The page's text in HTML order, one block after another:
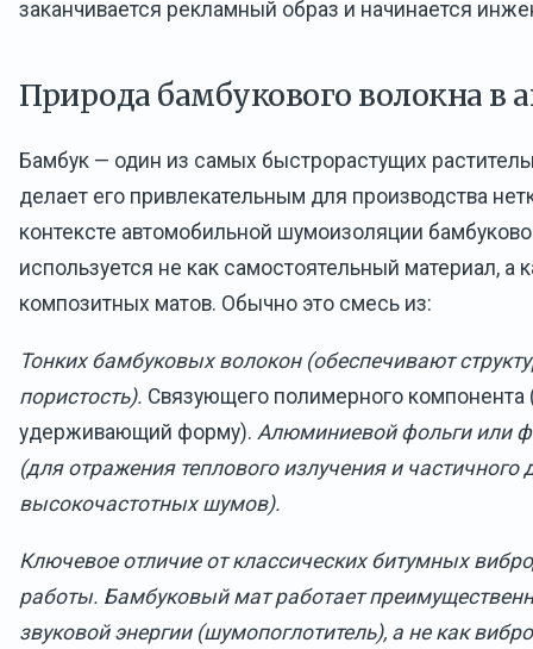
заканчивается рекламный образ и начинается
Природа бамбукового волокна в
Бамбук — один из самых быстрорастущих
делает его привлекательным для производства
контексте автомобильной шумоизоляции
используется не как самостоятельный материал, а
композитных матов. Обычно это смесь из:
Тонких бамбуковых волокон (обеспечивают
пористость). Связующего полимерного компонента
удерживающий форму). Алюминиевой фольги или
(для отражения теплового излучения и
высокочастотных шумов).
Ключевое отличие от классических битумных
работы. Бамбуковый мат работает
звуковой энергии (шумопоглотитель), а не как